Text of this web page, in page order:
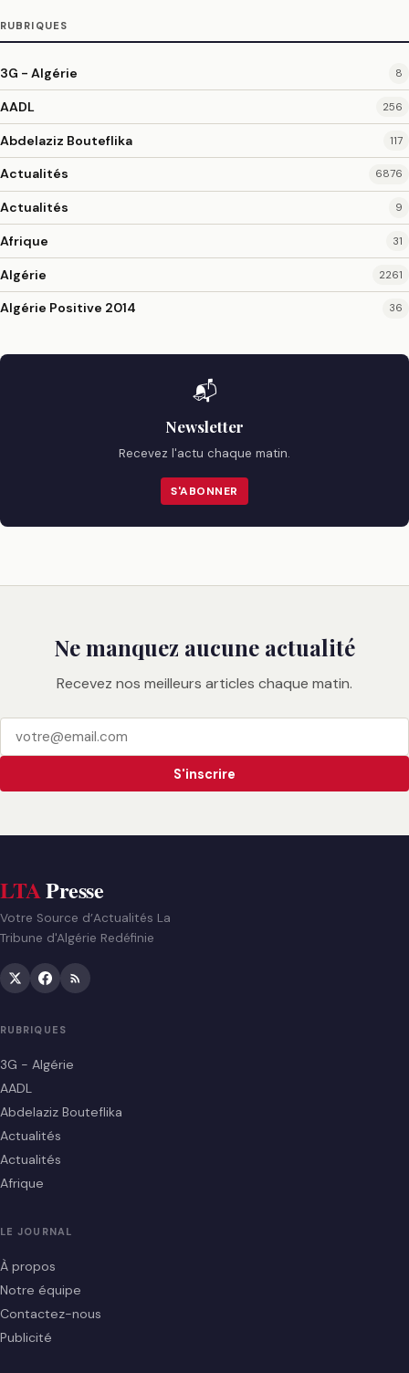
RUBRIQUES
3G - Algérie 8
AADL 256
Abdelaziz Bouteflika 117
Actualités 6876
Actualités 9
Afrique 31
Algérie 2261
Algérie Positive 2014 36
📬
Newsletter
Recevez l'actu chaque matin.
S'ABONNER
Ne manquez aucune actualité
Recevez nos meilleurs articles chaque matin.
S'inscrire
LTAPresse
Votre Source d’Actualités La
Tribune d'Algérie Redéfinie
RUBRIQUES
3G - Algérie
AADL
Abdelaziz Bouteflika
Actualités
Actualités
Afrique
LE JOURNAL
À propos
Notre équipe
Contactez-nous
Publicité